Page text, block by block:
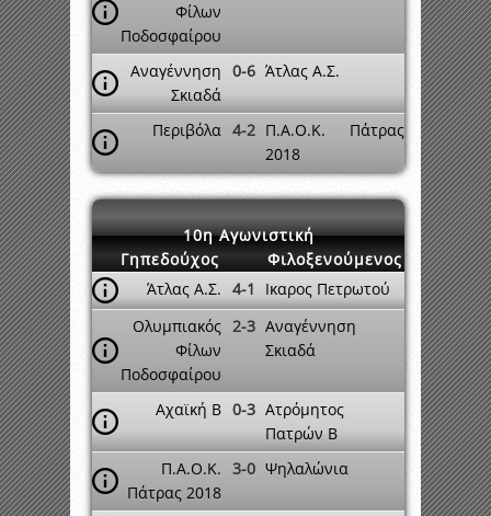
Φίλων
Ποδοσφαίρου
Αναγέννηση
Σκιαδά
0-6 Άτλας Α.Σ.
Περιβόλα 4-2 Π.Α.Ο.Κ. Πάτρας
2018
10η Αγωνιστική
Γηπεδούχος
Φιλοξενούμενος
Άτλας Α.Σ. 4-1
Ικαρος Πετρωτού
Ολυμπιακός
Φίλων
Ποδοσφαίρου
2-3 Αναγέννηση
Σκιαδά
Αχαϊκή Β 0-3 Ατρόμητος
Πατρών Β
Π.Α.Ο.Κ.
Πάτρας 2018
3-0 Ψηλαλώνια